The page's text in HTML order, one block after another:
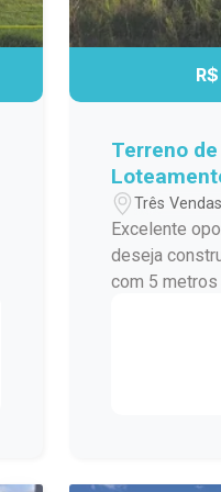
Terreno de
Germani.
Três
Excelente
deseja
com 5
formato
principal do